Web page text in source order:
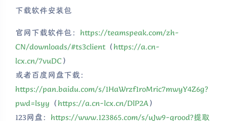
下载软件安装包
官网下载软件包： https://teamspeak.com/zh-
CN/downloads/#ts3client （ https://a.cn-
lcx.cn/7vuDC ）
或者百度网盘下载：
https://pan.baidu.com/s/1HaWrzf1roMric7mwyY4Z6g?
pwd=lsyy （ https://a.cn-lcx.cn/DlP2A）
123网盘： https://www.123865.com/s/uJw9-qrood?提取